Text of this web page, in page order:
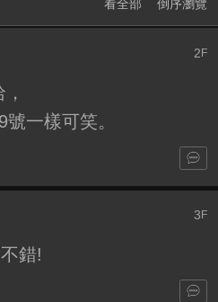
看全部 倒序瀏覽
2 F
一樣可笑。
3 F
錯!